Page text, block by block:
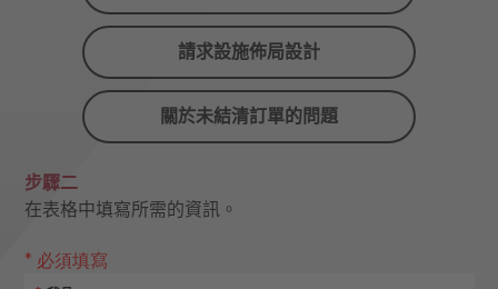
請求設施佈局設計
關於未結清訂單的問題
步驟二
在表格中填寫所需的資訊。